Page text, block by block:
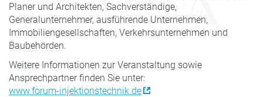
Planer und Architekten, Sachverständige,
Generalunternehmer, ausführende Unternehmen,
Immobiliengesellschaften, Verkehrsunternehmen und
Baubehörden.
Weitere Informationen zur Veranstaltung sowie
Ansprechpartner finden Sie unter:
www.forum-injektionstechnik.de